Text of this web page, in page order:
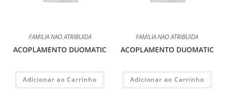
FAMILIA NAO ATRIBUIDA
ACOPLAMENTO DUOMATIC
Adicionar ao Carrinho
FAMILIA NAO ATRIBUIDA
ACOPLAMENTO DUOMATIC
Adicionar ao Carrinho